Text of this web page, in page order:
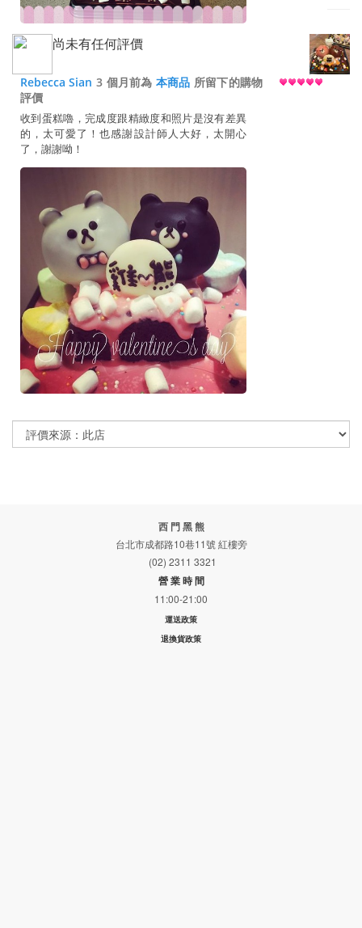
Rebecca Sian 3 個月前為 本商品 所留下的購物
評價
收到蛋糕嚕，完成度跟精緻度和照片是沒有差異
的，太可愛了！也感謝設計師人大好，太開心
了，謝謝呦！
尚未有任何評價
西 門 黑 熊
台北市成都路10巷11號 紅樓旁
(02) 2311 3321
營 業 時 間
11:00-21:00
運送政策
退換貨政策